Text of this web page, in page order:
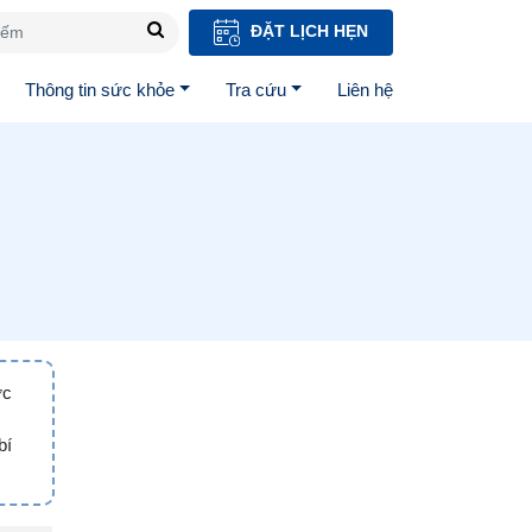
ĐẶT LỊCH HẸN
Thông tin sức khỏe Tra cứu Liên hệ